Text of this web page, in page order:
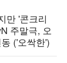
만 '콘크리
주말극, 오
('오싹한')